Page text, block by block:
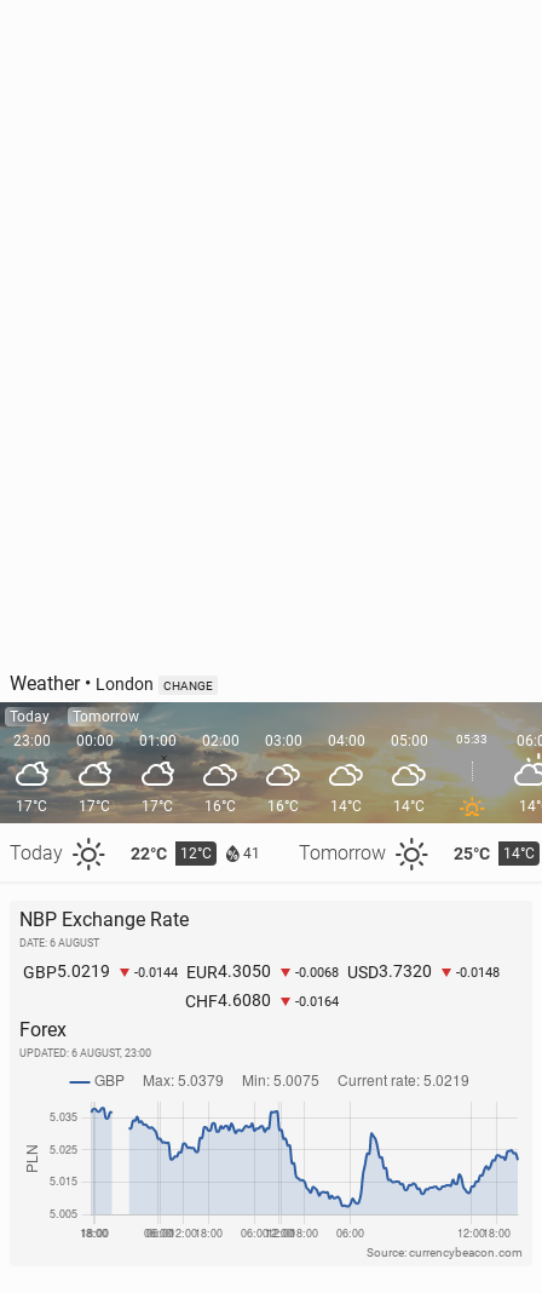
Weather• London CHANGE
Today
23:00
17°C
Today 22°C 12°C 41 Tomorrow 25°C 14°C
Tomorrow
00:00
17°C
01:00
17°C
02:00
16°C
03:00
16°C
04:00
14°C
05:00
14°C
05:33
NBP Exchange Rate
DATE: 6 AUGUST
GBP5.0219 -0.0144 EUR4.3050 -0.0068 USD3.7320 -0.0148
CHF4.6080 -0.0164
Forex
UPDATED: 6 AUGUST, 23:00
Source: currencybeacon.com